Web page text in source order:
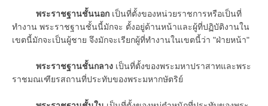
พระราชฐานชั้นนอก เป็นที่ตั้งของหน่วยราชการหรือเป็นที่
ทำงาน พระราชฐานชั้นนี้มักจะ ตั้งอยู่ด้านหน้าและผู้ที่ปฏิบัติงานใน
เขตนี้มักจะเป็นผู้ชาย จึงมักจะเรียกผู้ที่ทำงานในเขตนี้ว่า "ฝ่ายหน้า"
พระราชฐานชั้นกลาง เป็นที่ตั้งของพระมหาปราสาทและพระ
ราชมณเฑียรสถานที่ประทับของพระมหากษัตริย์